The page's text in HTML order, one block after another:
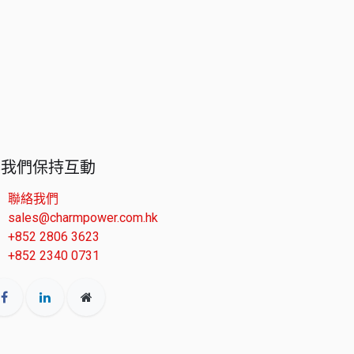
們保持互動
聯絡我們
sales@charmpower.com.hk
+852 2806 3623
+852 2340 0731